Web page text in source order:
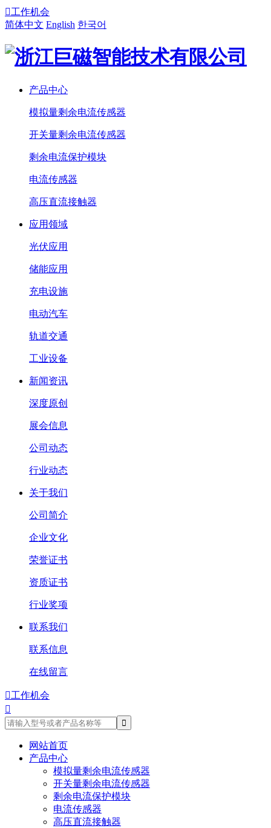
工作机会
简体中文 English 한국어
产品中心
模拟量剩余电流传感器
开关量剩余电流传感器
剩余电流保护模块
电流传感器
高压直流接触器
应用领域
光伏应用
储能应用
充电设施
电动汽车
轨道交通
工业设备
新闻资讯
深度原创
展会信息
公司动态
行业动态
关于我们
公司简介
企业文化
荣誉证书
资质证书
行业奖项
联系我们
联系信息
在线留言
工作机会

网站首页
产品中心
模拟量剩余电流传感器
开关量剩余电流传感器
剩余电流保护模块
电流传感器
高压直流接触器